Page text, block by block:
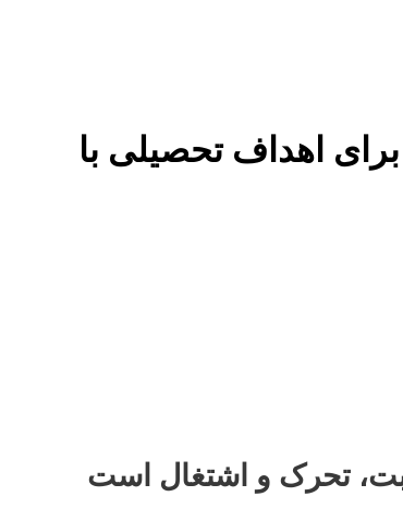
تحرک و اشتغال است